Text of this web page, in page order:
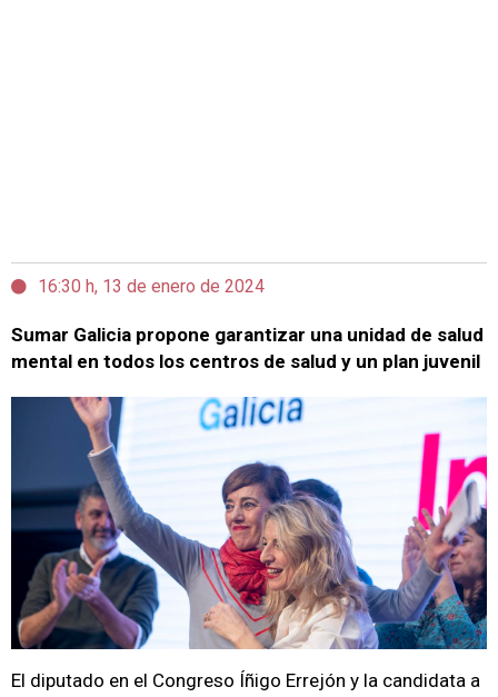
16:30 h, 13 de enero de 2024
Sumar Galicia propone garantizar una unidad de salud
mental en todos los centros de salud y un plan juvenil
El diputado en el Congreso Íñigo Errejón y la candidata a